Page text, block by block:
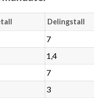
Delingstall
7
1,4
7
3